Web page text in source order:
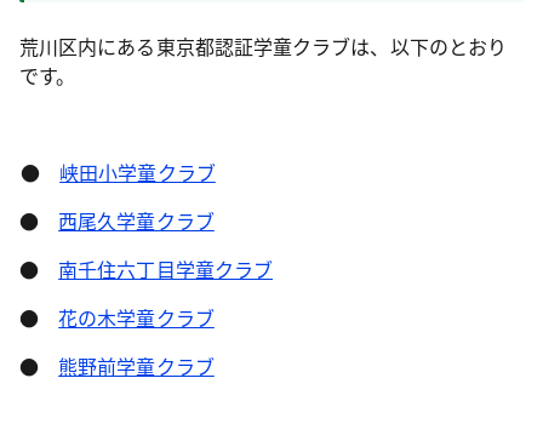
荒川区内にある東京都認証学童クラブは、以下のとおり
です。
● 峡田小学童クラブ
● 西尾久学童クラブ
● 南千住六丁目学童クラブ
●花の木学童クラブ
●熊野前学童クラブ